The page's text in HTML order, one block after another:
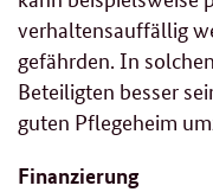
verhaltensauffällig
gefährden. In
Beteiligten besser
guten Pflegeheim
Finanzierung